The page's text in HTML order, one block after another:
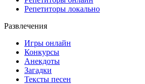
Репетиторы локально
Развлечения
Игры онлайн
Конкурсы
Анекдоты
Загадки
Тексты песен